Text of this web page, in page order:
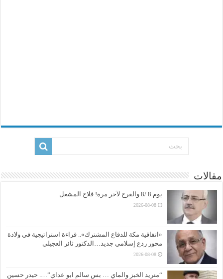
مقالات
يوم 8 /8 والفرح لآخر مرة! فلاح المشعل
2026-08-08
«اتفاقية مكة للدفاع المشترك».. قراءة استراتيجية في ولادة
محور ردع إسلامي جديد…الدكتور ثائر العجيلي
2026-08-08
“منريد الخبز والماي … بس سالم ابو عداي”…. حيدر حسين